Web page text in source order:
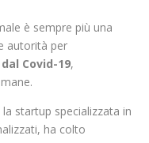
è sempre più una
autorità per
Covid-19,
startup specializzata in
ha colto